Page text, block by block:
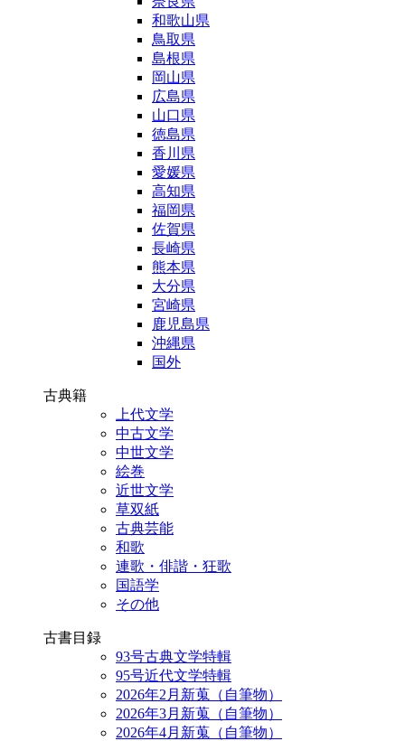
和歌山県
鳥取県
島根県
岡山県
広島県
山口県
徳島県
香川県
愛媛県
高知県
福岡県
佐賀県
長崎県
熊本県
大分県
宮崎県
鹿児島県
沖縄県
国外
古典籍
上代文学
中古文学
中世文学
絵巻
近世文学
草双紙
古典芸能
和歌
連歌・俳諧・狂歌
国語学
その他
古書目録
93号古典文学特輯
95号近代文学特輯
2026年2月新蒐（自筆物）
2026年3月新蒐（自筆物）
2026年4月新蒐（自筆物）